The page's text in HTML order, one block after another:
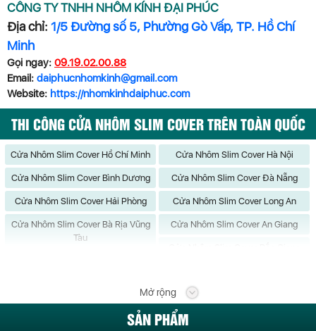
CÔNG TY TNHH NHÔM KÍNH ĐẠI PHÚC
Địa chỉ: 1/5 Đường số 5, Phường Gò Vấp, TP. Hồ Chí
Minh
Gọi ngay: 09.19.02.00.88
Email: daiphucnhomkinh@gmail.com
Website: https://nhomkinhdaiphuc.com
THI CÔNG CỬA NHÔM SLIM COVER TRÊN TOÀN QUỐC
Cửa Nhôm Slim Cover Hồ Chí Minh Cửa Nhôm Slim Cover Hà Nội
Cửa Nhôm Slim Cover Bình Dương Cửa Nhôm Slim Cover Đà Nẵng
Cửa Nhôm Slim Cover Hải Phòng Cửa Nhôm Slim Cover Long An
Cửa Nhôm Slim Cover Bà Rịa Vũng
Tàu
Cửa Nhôm Slim Cover An Giang
Cửa Nhôm Slim Cover Bắc Ninh Cửa Nhôm Slim Cover Bến Tre
Cửa Nhôm Slim Cover Bình Định Cửa Nhôm Slim Cover Bình Phước
Mở rộng
SẢN PHẨM